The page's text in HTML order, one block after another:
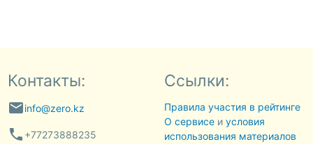
Контакты:
emailinfo@zero.kz
phone +77273888235
Ссылки:
Правила участия в рейтинге
О сервисеи условия
использования материалов